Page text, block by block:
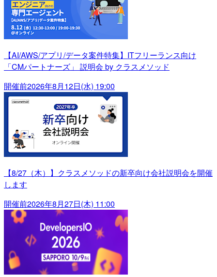
【AI/AWS/アプリ/データ案件特集】ITフリーランス向け
「CMパートナーズ」 説明会 by クラスメソッド
開催前2026年8月12日(水) 19:00
【8/27（木）】クラスメソッドの新卒向け会社説明会を開催
します
開催前2026年8月27日(木) 11:00